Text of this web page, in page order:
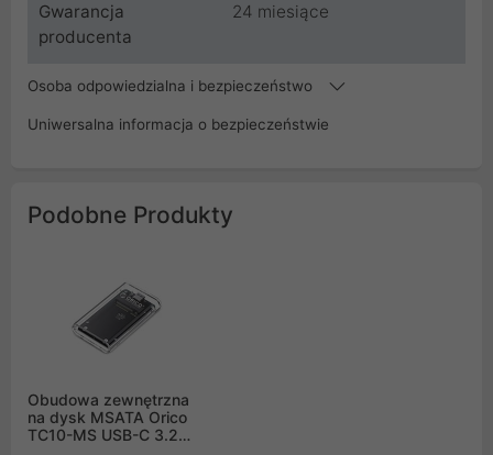
Gwarancja
producenta
24 miesiące
Osoba odpowiedzialna i bezpieczeństwo
Uniwersalna informacja o bezpieczeństwie
Podobne Produkty
Obudowa zewnętrzna
na dysk MSATA Orico
TC10-MS USB-C 3.2